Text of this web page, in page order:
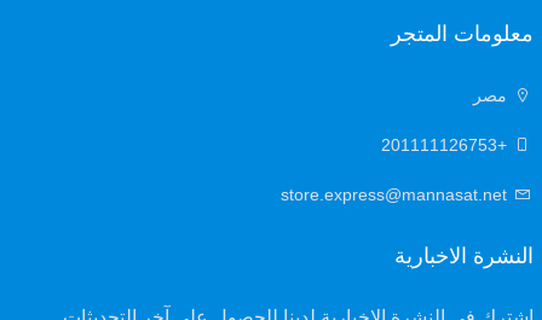
معلومات المتجر
مصر
+201111126753
النشرة الاخبارية